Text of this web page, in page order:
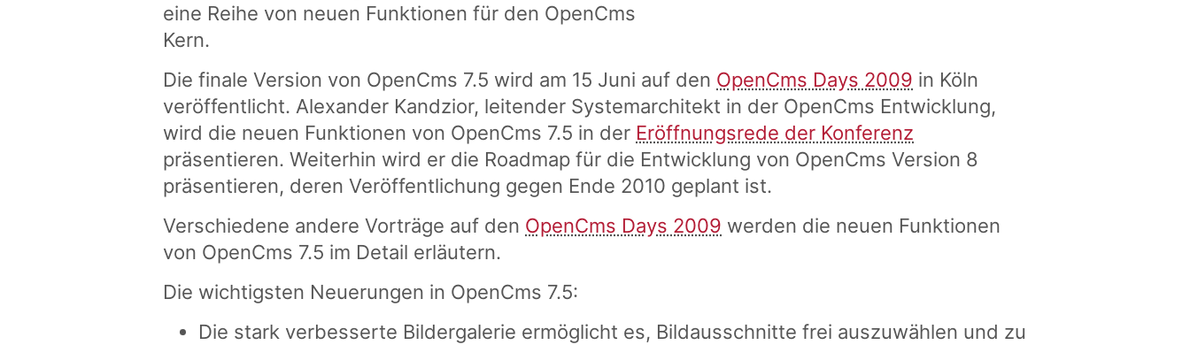
eine Reihe von neuen Funktionen für den OpenCms
Kern.
Die finale Version von OpenCms 7.5 wird am 15 Juni auf den OpenCms Days 2009 in Köln
veröffentlicht. Alexander Kandzior, leitender Systemarchitekt in der OpenCms Entwicklung,
wird die neuen Funktionen von OpenCms 7.5 in der Eröffnungsrede der Konferenz
präsentieren. Weiterhin wird er die Roadmap für die Entwicklung von OpenCms Version 8
präsentieren, deren Veröffentlichung gegen Ende 2010 geplant ist.
Verschiedene andere Vorträge auf den OpenCms Days 2009 werden die neuen Funktionen
von OpenCms 7.5 im Detail erläutern.
Die wichtigsten Neuerungen in OpenCms 7.5:
Die stark verbesserte Bildergalerie ermöglicht es, Bildausschnitte frei auszuwählen und zu